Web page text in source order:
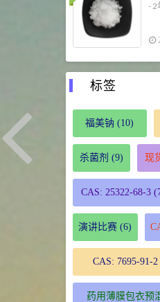
- 2
标签
福美钠 (10)
杀菌剂 (9) 现
CAS: 25322-68-3
演讲比赛 (6)
CAS: 7695-91-2
药用薄膜包衣预